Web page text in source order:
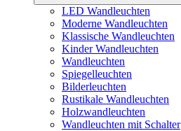
LED Wandleuchten
Moderne Wandleuchten
Klassische Wandleuchten
Kinder Wandleuchten
Wandleuchten
Spiegelleuchten
Bilderleuchten
Rustikale Wandleuchten
Holzwandleuchten
Wandleuchten mit Schalter